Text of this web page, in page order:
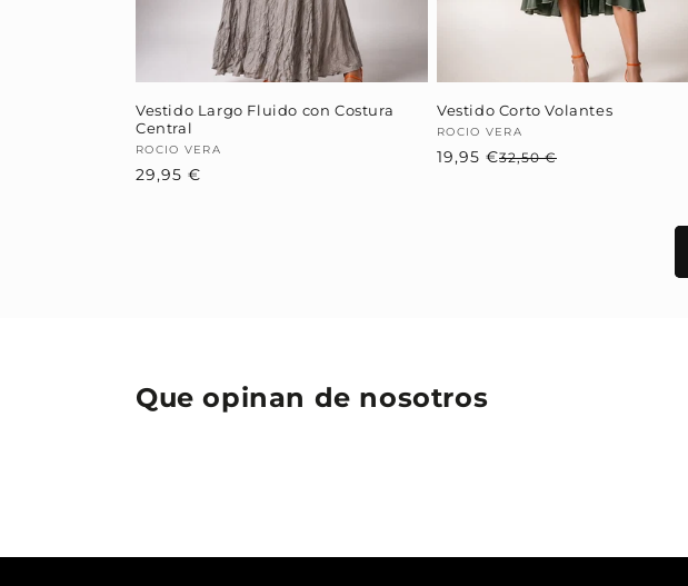
Vestido Largo Fluido con Costura
Central
Proveedor:
ROCIO VERA
Precio
29,95 €
Vestido Corto Volantes
Proveedor:
ROCIO VERA
32,50 €
19,95 €
Que opinan de nosotros